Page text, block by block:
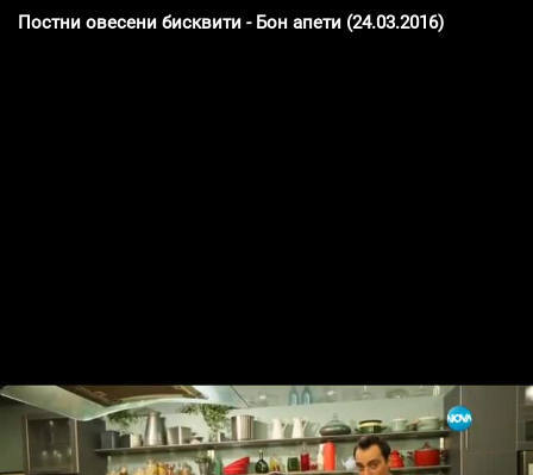
Постни овесени бисквити - Бон апети (24.03.2016)